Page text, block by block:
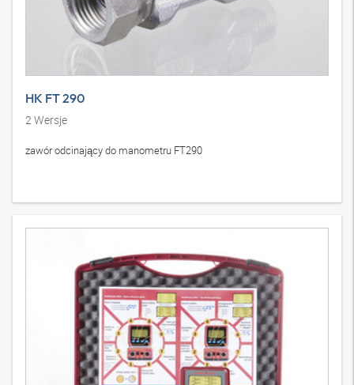
HK FT 290
2Wersje
zawór odcinający do manometru FT290